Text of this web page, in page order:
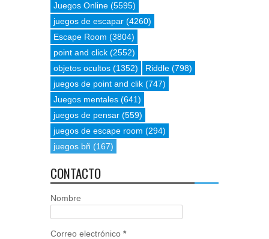
Juegos Online (5595)
juegos de escapar (4260)
Escape Room (3804)
point and click (2552)
objetos ocultos (1352) Riddle (798)
juegos de point and clik (747)
Juegos mentales (641)
juegos de pensar (559)
juegos de escape room (294)
juegos bñ (167)
CONTACTO
Nombre
Correo electrónico *